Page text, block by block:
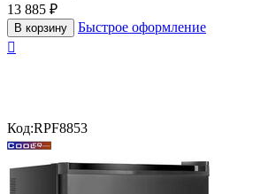
13 885 ₽
В корзину
Быстрое оформление

Код:RPF8853